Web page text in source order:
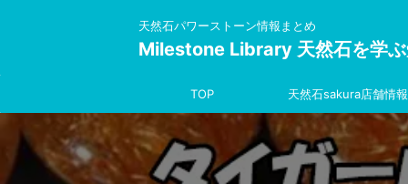
天然石パワーストーン情報まとめ
Milestone Library 天然石を学
TOP 天然石sakura店舗情報